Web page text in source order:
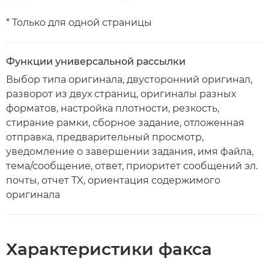
* Только для одной страницы
Функции универсальной рассылки
Выбор типа оригинала, двусторонний оригинал,
разворот из двух страниц, оригиналы разных
форматов, настройка плотности, резкость,
стирание рамки, сборное задание, отложенная
отправка, предварительный просмотр,
уведомление о завершении задания, имя файла,
тема/сообщение, ответ, приоритет сообщений эл.
почты, отчет TX, ориентация содержимого
оригинала
Характеристики факса